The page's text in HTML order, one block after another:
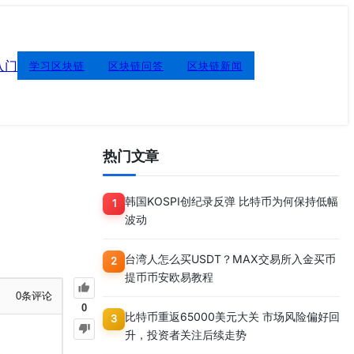
门 学习区块链 区块链问答 区块链新闻
0
0条评论
热门文章
1
韩国KOSPI创纪录反弹 比特币为何保持低幅
波动
2
台湾人怎么买USDT？MAX交易所入金买币
提币币安欧易教程
3
比特币重返65000美元大关 市场风险偏好回
升，投资者关注后续走势